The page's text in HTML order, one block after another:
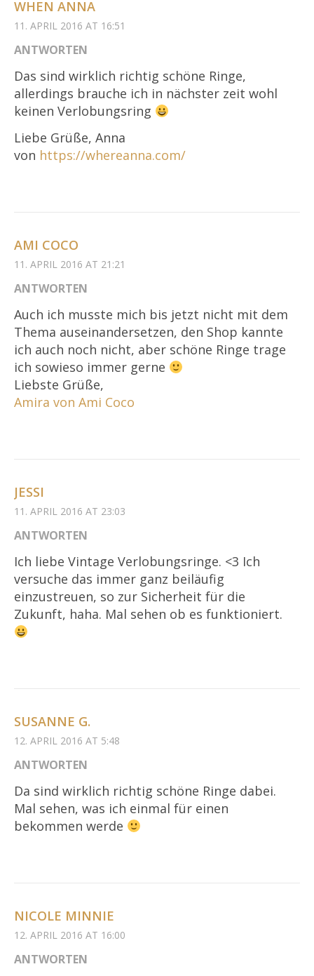
WHEN ANNA
11. APRIL 2016 AT 16:51
ANTWORTEN
Das sind wirklich richtig schöne Ringe,
allerdings brauche ich in nächster zeit wohl
keinen Verlobungsring
Liebe Grüße, Anna
von https://whereanna.com/
AMI COCO
11. APRIL 2016 AT 21:21
ANTWORTEN
Auch ich musste mich bis jetzt nicht mit dem
Thema auseinandersetzen, den Shop kannte
ich auch noch nicht, aber schöne Ringe trage
ich sowieso immer gerne
Liebste Grüße,
Amira von Ami Coco
JESSI
11. APRIL 2016 AT 23:03
ANTWORTEN
Ich liebe Vintage Verlobungsringe. <3 Ich
versuche das immer ganz beiläufig
einzustreuen, so zur Sicherheit für die
Zukunft, haha. Mal sehen ob es funktioniert.
SUSANNE G.
12. APRIL 2016 AT 5:48
ANTWORTEN
Da sind wirklich richtig schöne Ringe dabei.
Mal sehen, was ich einmal für einen
bekommen werde
NICOLE MINNIE
12. APRIL 2016 AT 16:00
ANTWORTEN